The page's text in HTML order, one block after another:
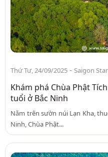
Thứ Tư, 24/09/2025 - Saigon
Khám phá Chùa Phật
tuổi ở Bắc Ninh
Nằm trên sườn núi Lạn Kha,
Ninh, Chùa Phật...